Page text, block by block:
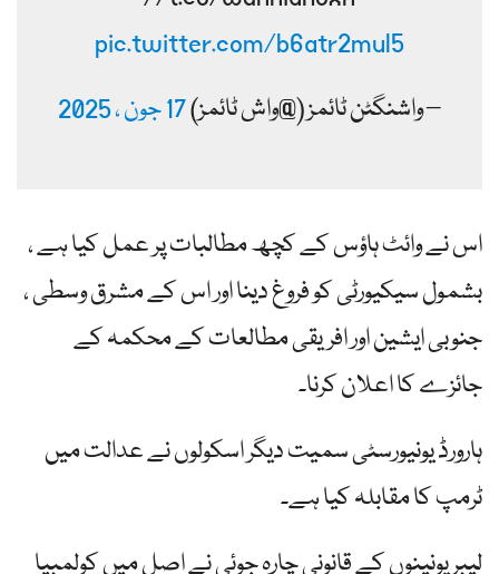
pic.twitter.com/b6atr2mul5
– واشنگٹن ٹائمز (@واش ٹائمز)17 جون ، 2025
اس نے وائٹ ہاؤس کے کچھ مطالبات پر عمل کیا ہے ،
بشمول سیکیورٹی کو فروغ دینا اور اس کے مشرق وسطی ،
جنوبی ایشین اور افریقی مطالعات کے محکمہ کے
جائزے کا اعلان کرنا۔
ہارورڈ یونیورسٹی سمیت دیگر اسکولوں نے عدالت میں
ٹرمپ کا مقابلہ کیا ہے۔
لیبر یونینوں کے قانونی چارہ جوئی نے اصل میں کولمبیا